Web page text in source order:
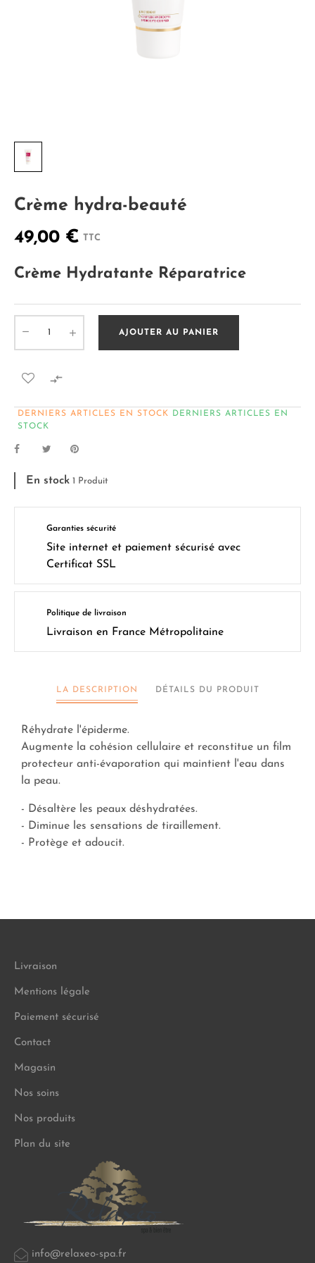
Crème hydra-beauté
49,00 € TTC
Crème Hydratante Réparatrice
AJOUTER AU PANIER

DERNIERS ARTICLES EN STOCK
DERNIERS ARTICLES EN
STOCK
En stock 1 Produit
Garanties sécurité
Site internet et paiement sécurisé avec
Certificat SSL
Politique de livraison
Livraison en France Métropolitaine
LA DESCRIPTION DÉTAILS DU PRODUIT
Réhydrate l'épiderme.
Augmente la cohésion cellulaire et reconstitue un film
protecteur anti-évaporation qui maintient l'eau dans
la peau.
- Désaltère les peaux déshydratées.
- Diminue les sensations de tiraillement.
- Protège et adoucit.
Livraison
Mentions légale
Paiement sécurisé
Contact
Magasin
Nos soins
Nos produits
Plan du site
info@relaxeo-spa.fr